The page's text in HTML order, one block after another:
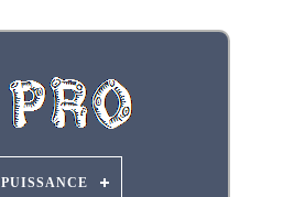
PUISSANCE